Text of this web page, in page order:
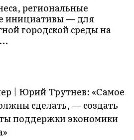
региональные
инициативы — для
городской среды на